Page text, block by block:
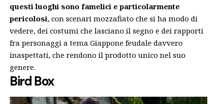
questi luoghi sono famelici e particolarmente
pericolosi, con scenari mozzafiato che si ha modo di
vedere, dei costumi che lasciano il segno e dei rapporti
fra personaggi a tema Giappone feudale davvero
inaspettati, che rendono il prodotto unico nel suo
genere.
Bird Box